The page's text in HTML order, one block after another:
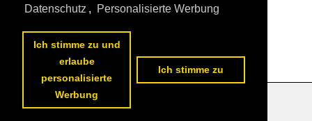
Datenschutzerklärung
Datenschutz , Personalisierte Werbung
Ich stimme zu und
erlaube
personalisierte
Werbung
Ich stimme zu